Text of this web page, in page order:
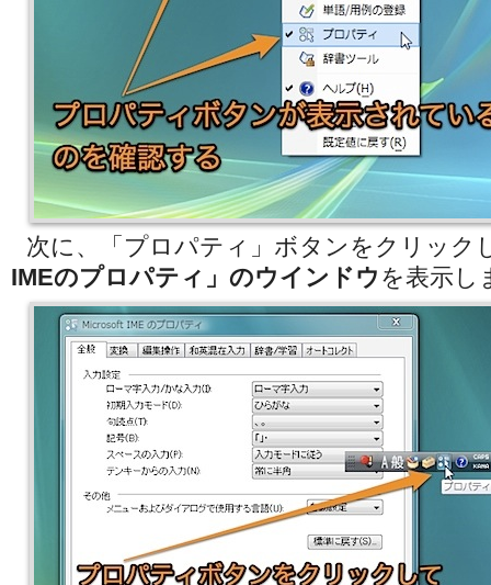
次に、「プロパティ」ボタンをクリック
IMEのプロパティ」のウインドウ を表示し